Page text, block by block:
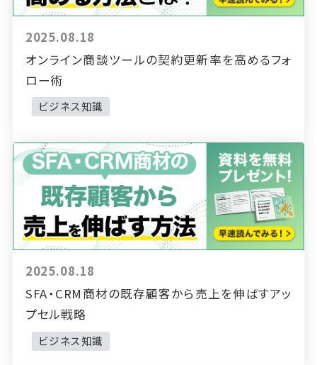
2025.08.18
オンライン商談ツールの契約更新率を高めるフォ
ロー術
ビジネス知識
2025.08.18
SFA・CRM商材の既存顧客から売上を伸ばすアッ
プセル戦略
ビジネス知識